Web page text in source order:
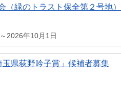
（緑のトラスト保全第２号地）
2026年10月1日
県荻野吟子賞」候補者募集